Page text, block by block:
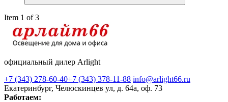
Item 1 of 3
официальный дилер Arlight
+7 (343) 278-60-40+7 (343) 378-11-88 info@arlight66.ru
Екатеринбург, Челюскинцев ул, д. 64а, оф. 73
Работаем: